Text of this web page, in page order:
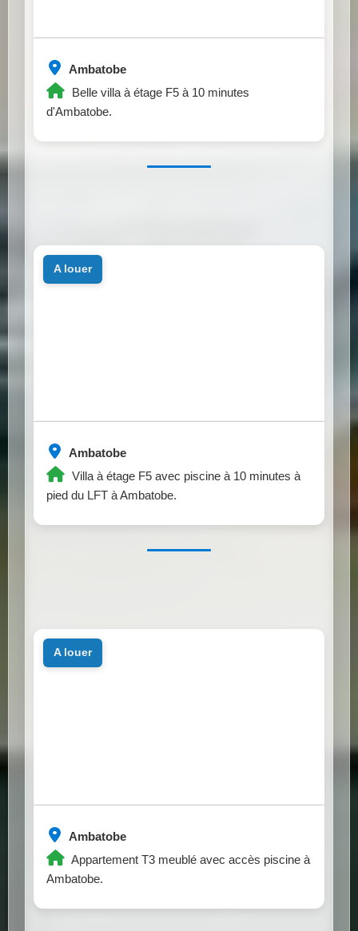
Ambatobe
Belle villa à étage F5 à 10 minutes
d'Ambatobe.
Ambatobe
Villa à étage F5 avec piscine à 10 minutes à
pied du LFT à Ambatobe.
a louer
Ambatobe
Appartement T3 meublé avec accès piscine à
Ambatobe.
a louer